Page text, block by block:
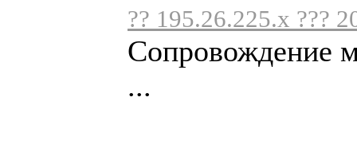
?? 195.26.225.x ???
Сопровождение
...